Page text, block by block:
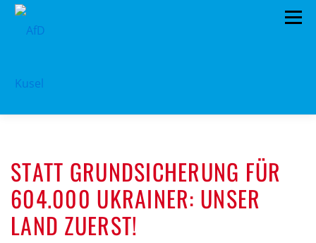
Zum
Inhalt
Menü
PROGRAMM KONTAKT
MITGLIED WERDEN SPENDEN IMPRESSUM
STATT GRUNDSICHERUNG FÜR
604.000 UKRAINER: UNSER
LAND ZUERST!